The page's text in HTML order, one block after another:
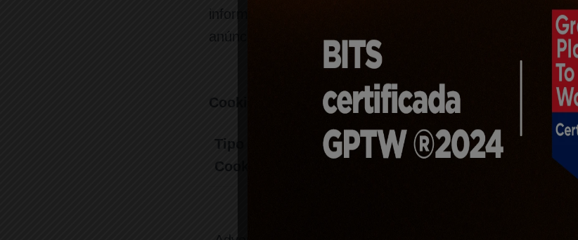
informações possam ser vendidas para empresas de
anúncios personalizados.
Cookies utilizados em nosso website
Tipo de
Cookie
Descrição e finalidade